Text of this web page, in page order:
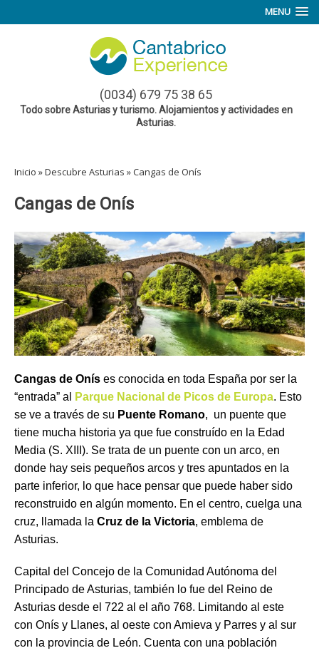
MENU
(0034) 679 75 38 65
Todo sobre Asturias y turismo. Alojamientos y actividades en
Asturias.
Inicio »Descubre Asturias »Cangas de Onís
Cangas de Onís
Cangas de Onís es conocida en toda España por ser la
“entrada” al
Parque Nacional de Picos de Europa. Esto
se ve a través de su Puente Romano, un puente que
tiene mucha historia ya que fue construído en la Edad
Media (S. XIII). Se trata de un puente con un arco, en
donde hay seis pequeños arcos y tres apuntados en la
parte inferior, lo que hace pensar que puede haber sido
reconstruido en algún momento. En el centro, cuelga una
cruz, llamada la Cruz de la Victoria, emblema de
Asturias.
Capital del Concejo de la Comunidad Autónoma del
Principado de Asturias, también lo fue del Reino de
Asturias desde el 722 al el año 768. Limitando al este
con Onís y Llanes, al oeste con Amieva y Parres y al sur
con la provincia de León. Cuenta con una población